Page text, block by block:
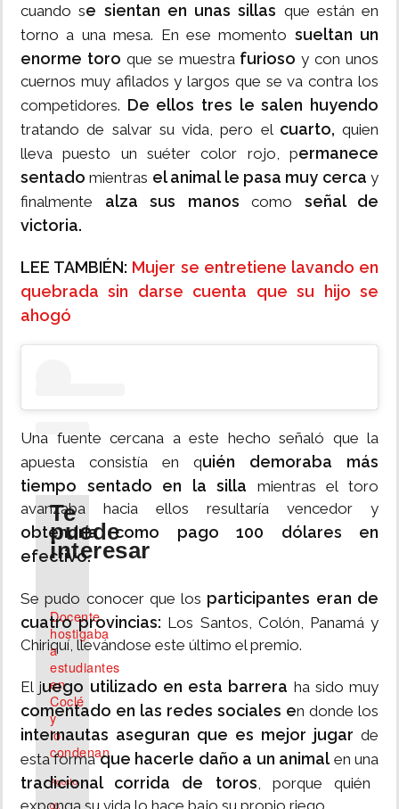
cuando se sientan en unas sillas que están en
torno a una mesa. En ese momento sueltan un
enorme toro que se muestra furiosoy con unos
cuernos muy afilados y largos que se va contra los
competidores. De ellos tres le salen huyendo
tratando de salvar su vida, pero el cuarto, quien
lleva puesto un suéter color rojo, permanece
sentado mientras el animal le pasa muy cerca y
finalmente alza sus manos como señal de
victoria.
LEE TAMBIÉN: Mujer se entretiene lavando en
quebrada sin darse cuenta que su hijo se
ahogó
Te
puede
interesar
Docente
hostigaba
a
estudiantes
en
Coclé
y
lo
condenan
Agosto
06,
Una fuente cercana a este hecho señaló que la
apuesta consistía en quién demoraba más
tiempo sentado en la silla mientras el toro
avanzaba hacia ellos resultaría vencedor y
obtendría como pago 100 dólares en
efectivo.
Se pudo conocer que los participantes eran de
cuatro provincias: Los Santos, Colón, Panamá y
Chiriquí, llevándose este último el premio.
El juego utilizado en esta barrera ha sido muy
comentado en las redes sociales en donde los
internautas aseguran que es mejor jugar de
esta formaque hacerle daño a un animalen una
tradicional corrida de toros, porque quién